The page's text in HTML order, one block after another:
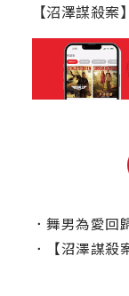
【沼澤謀殺
． 舞男為愛回歸
．
【沼澤謀